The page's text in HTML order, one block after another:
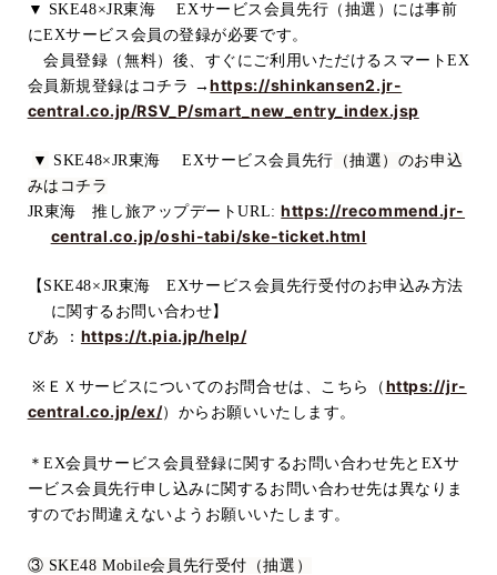
▼ SKE48×JR東海 EXサービス会員先行（抽選）には事前
にEXサービス会員の登録が必要です。
会員登録（無料）後、すぐにご利用いただけるスマートEX
会員新規登録はコチラ → https://shinkansen2.jr-
central.co.jp/RSV_P/smart_new_entry_index.jsp
▼ SKE48×JR東海 EXサービス会員先行 （抽選）のお申込
みはコチラ
JR東海 推し旅アップデートURL: https://recommend.jr-
central.co.jp/oshi-tabi/ske-ticket.html
【 SKE48×JR東海EXサービス会員先行受付のお申込み方法
に関するお問い合わせ】
ぴあ ： https://t.pia.jp/help/
※ ＥＸサービスについてのお問合せは、こちら（ https://jr-
central.co.jp/ex/）からお願いいたします。
＊EX会員サービス会員登録に関するお問い合わせ先と EXサ
ービス会員先行申し込みに関するお問い合わせ先は異なりま
すのでお間違えないようお願いいたします。
③ SKE48 Mobile会員先行受付（抽選）